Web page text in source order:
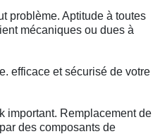
problème. Aptitude à toutes
mécaniques ou dues à
efficace et sécurisé de votre
important. Remplacement de
des composants de